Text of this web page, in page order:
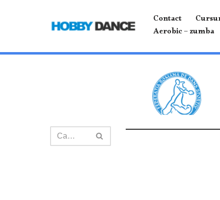
conținut
Contact
Aerobic – zumba